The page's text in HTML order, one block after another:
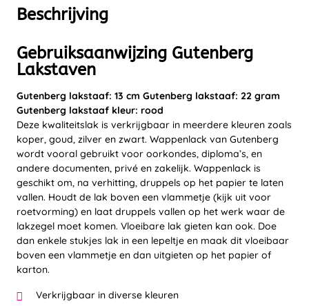
Beschrijving
Gebruiksaanwijzing Gutenberg
Lakstaven
Gutenberg lakstaaf: 13 cm Gutenberg lakstaaf: 22 gram
Gutenberg lakstaaf kleur: rood
Deze kwaliteitslak is verkrijgbaar in meerdere kleuren zoals
koper, goud, zilver en zwart. Wappenlack van Gutenberg
wordt vooral gebruikt voor oorkondes, diploma’s, en
andere documenten, privé en zakelijk. Wappenlack is
geschikt om, na verhitting, druppels op het papier te laten
vallen. Houdt de lak boven een vlammetje (kijk uit voor
roetvorming) en laat druppels vallen op het werk waar de
lakzegel moet komen. Vloeibare lak gieten kan ook. Doe
dan enkele stukjes lak in een lepeltje en maak dit vloeibaar
boven een vlammetje en dan uitgieten op het papier of
karton.
Verkrijgbaar in diverse kleuren